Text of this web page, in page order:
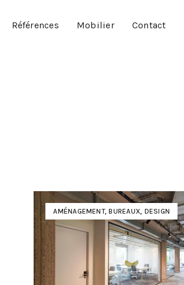
Références Mobilier Contact
AMÉNAGEMENT,BUREAUX, DESIGN